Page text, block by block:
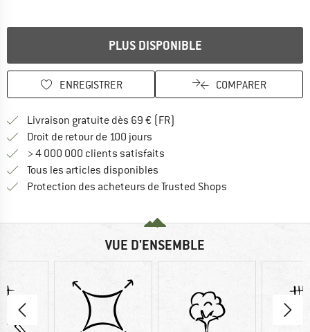
PLUS DISPONIBLE
ENREGISTRER COMPARER
Livraison gratuite dès 69 € (FR)
Droit de retour de 100 jours
> 4 000 000 clients satisfaits
Tous les articles disponibles
Protection des acheteurs de Trusted Shops
VUE D'ENSEMBLE